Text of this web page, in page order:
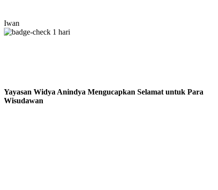
Iwan
1 hari
Yayasan Widya Anindya Mengucapkan Selamat untuk Para
Wisudawan